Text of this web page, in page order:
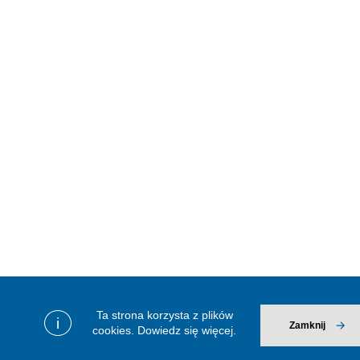
i
Ta strona korzysta z plików
cookies. Dowiedz się więcej. Zamknij